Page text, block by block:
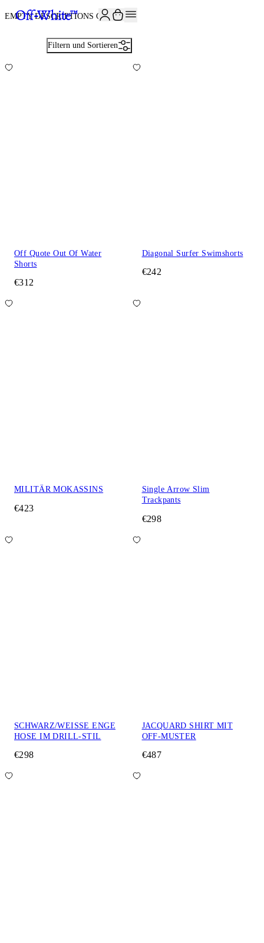
EMPTY DESCRIPTIONS CHECK 23
Filtern und Sortieren
Off Quote Out Of Water
Shorts
€312
Diagonal Surfer Swimshorts
€242
MILITÄR MOKASSINS
€423
Single Arrow Slim
Trackpants
€298
SCHWARZ/WEISSE ENGE
HOSE IM DRILL-STIL
€298
JACQUARD SHIRT MIT
OFF-MUSTER
€487